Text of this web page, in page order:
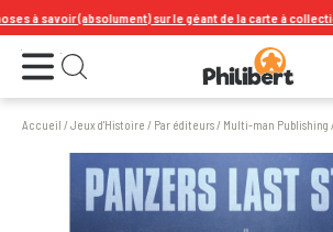
savoir (absolument) sur le géant de la carte à
Ouvrir le menu Ouvrir la recherche
Accueil /Jeux d'Histoire / Par éditeurs/ Multi-man Publishing